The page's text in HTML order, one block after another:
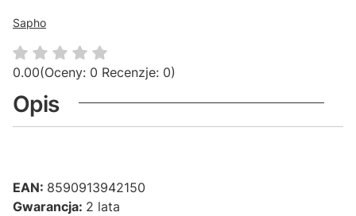
Sapho
0.00(Oceny: 0 Recenzje: 0)
Opis
EAN: 8590913942150
Gwarancja: 2 lata